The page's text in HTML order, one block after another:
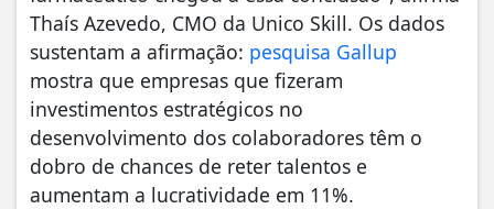
Thaís Azevedo, CMO da Unico Skill. Os dados
sustentam a afirmação: pesquisa Gallup
mostra que empresas que fizeram
investimentos estratégicos no
desenvolvimento dos colaboradores têm o
dobro de chances de reter talentos e
aumentam a lucratividade em 11%.